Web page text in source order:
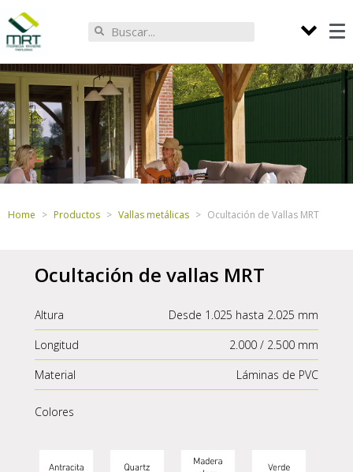
Home Productos Vallas metálicas Ocultación de Vallas MRT
Ocultación de vallas MRT
Altura
Desde 1.025 hasta 2.025 mm
Longitud
2.000 / 2.500 mm
Material
Láminas de PVC
Colores